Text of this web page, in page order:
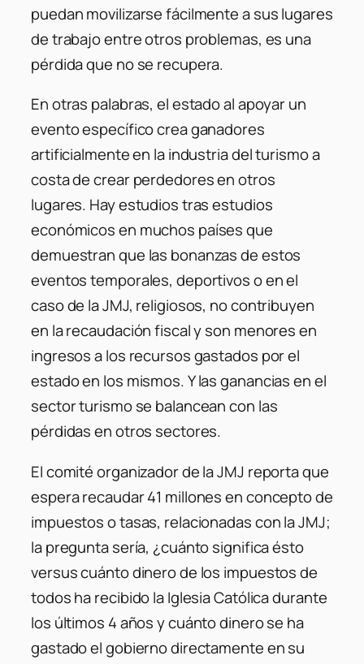
puedan movilizarse fácilmente a sus lugares
de trabajo entre otros problemas, es una
pérdida que no se recupera.
En otras palabras, el estado al apoyar un
evento específico crea ganadores
artificialmente en la industria del turismo a
costa de crear perdedores en otros
lugares. Hay estudios tras estudios
económicos en muchos países que
demuestran que las bonanzas de estos
eventos temporales, deportivos o en el
caso de la JMJ, religiosos, no contribuyen
en la recaudación fiscal y son menores en
ingresos a los recursos gastados por el
estado en los mismos. Y las ganancias en el
sector turismo se balancean con las
pérdidas en otros sectores.
El comité organizador de la JMJ reporta que
espera recaudar 41 millones en concepto de
impuestos o tasas, relacionadas con la JMJ;
la pregunta sería, ¿cuánto significa ésto
versus cuánto dinero de los impuestos de
todos ha recibido la Iglesia Católica durante
los últimos 4 años y cuánto dinero se ha
gastado el gobierno directamente en su